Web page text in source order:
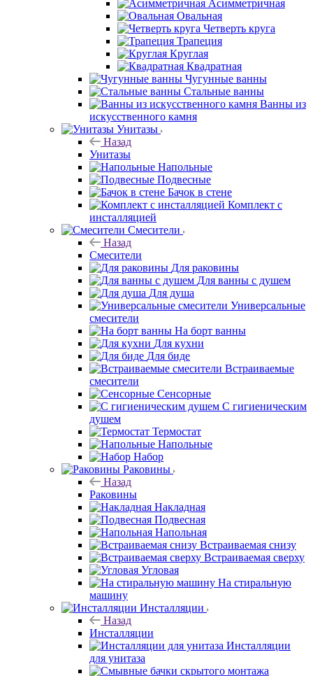
Асимметричная
Овальная
Четверть круга
Трапеция
Круглая
Квадратная
Чугунные ванны
Стальные ванны
Ванны из
искусственного камня
Унитазы
Назад
Унитазы
Напольные
Подвесные
Бачок в стене
Комплект с
инсталляцией
Смесители
Назад
Смесители
Для раковины
Для ванны с душем
Для душа
Универсальные
смесители
На борт ванны
Для кухни
Для биде
Встраиваемые
смесители
Сенсорные
С гигиеническим
душем
Термостат
Напольные
Набор
Раковины
Назад
Раковины
Накладная
Подвесная
Напольная
Встраиваемая снизу
Встраиваемая сверху
Угловая
На стиральную
машину
Инсталляции
Назад
Инсталляции
Инсталляции
для унитаза